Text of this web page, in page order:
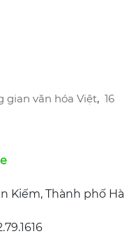
gian văn hóa Việt, 16
Kiếm, Thành phố Hà